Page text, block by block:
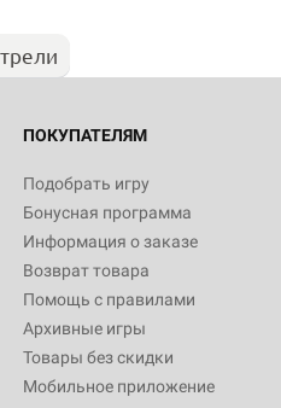
ПОКУПАТЕЛЯМ
Подобрать игру
Бонусная программа
Информация о заказе
Возврат товара
Помощь с правилами
Архивные игры
Товары без скидки
Мобильное приложение